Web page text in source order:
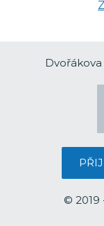
Dvořákova
© 2019